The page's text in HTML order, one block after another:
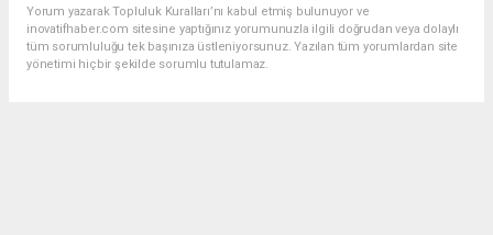
Yorum yazarak Topluluk Kuralları’nı kabul etmiş bulunuyor ve
inovatifhaber.com sitesine yaptığınız yorumunuzla ilgili doğrudan veya dolaylı
tüm sorumluluğu tek başınıza üstleniyorsunuz. Yazılan tüm yorumlardan site
yönetimi hiçbir şekilde sorumlu tutulamaz.